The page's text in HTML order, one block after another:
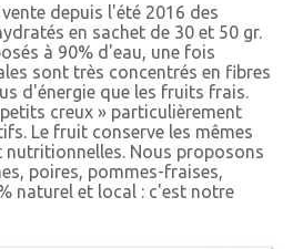
depuis l'été 2016 des
en sachet de 30 et 50 gr.
à 90% d'eau, une fois
sont très concentrés en fibres
d'énergie que les fruits frais.
creux » particulièrement
Le fruit conserve les mêmes
Nous proposons
poires, pommes-fraises,
naturel et local : c'est notre